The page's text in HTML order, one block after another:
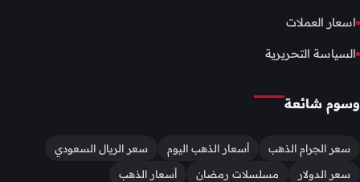
اسعار العملات
السياسة التحريرية
وسوم شائعة
سعر الجرام الذهب أسعار الذهب اليوم
سعر الريال السعودي
سعر الدولار
مسلسلات رمضان
أسعار الذهب